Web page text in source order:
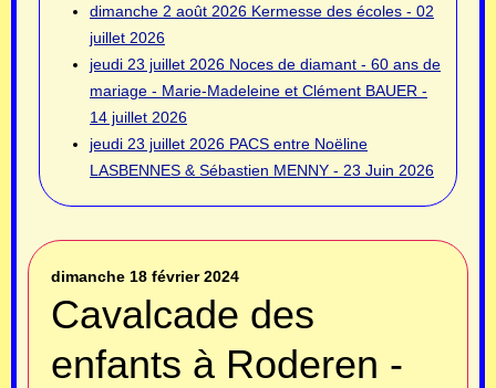
dimanche 2 août 2026 Kermesse des écoles - 02
juillet 2026
jeudi 23 juillet 2026 Noces de diamant - 60 ans de
mariage - Marie-Madeleine et Clément BAUER -
14 juillet 2026
jeudi 23 juillet 2026 PACS entre Noëline
LASBENNES & Sébastien MENNY - 23 Juin 2026
dimanche 18 février 2024
Cavalcade des
enfants à Roderen -